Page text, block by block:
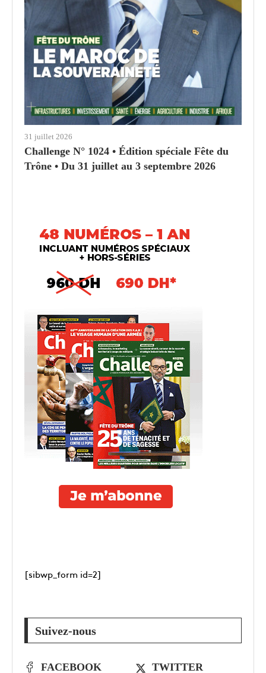
31 juillet 2026
Challenge N° 1024 • Édition spéciale Fête du
Trône • Du 31 juillet au 3 septembre 2026
[sibwp_form id=2]
Suivez-nous
FACEBOOK TWITTER